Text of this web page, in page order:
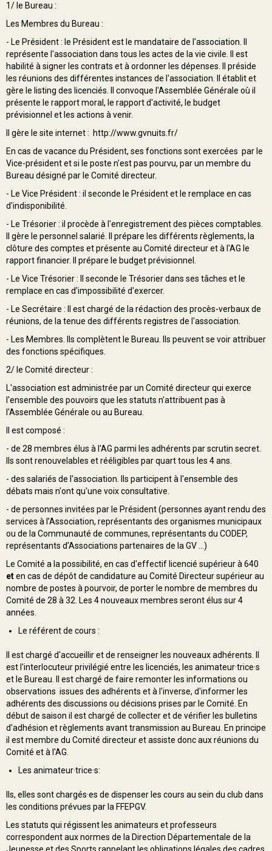
1/ le Bureau :
Les Membres du Bureau :
- Le Président : le Président est le mandataire de l'association. Il
représente l'association dans tous les actes de la vie civile. Il est
habilité à signer les contrats et à ordonner les dépenses. Il préside
les réunions des différentes instances de l'association. Il établit et
gère le listing des licenciés. Il convoque l'Assemblée Générale où il
présente le rapport moral, le rapport d'activité, le budget
prévisionnel et les actions à venir.
Il gère le site internet : http://www.gvnuits.fr/
En cas de vacance du Président, ses fonctions sont exercées par le
Vice-président et si le poste n'est pas pourvu, par un membre du
Bureau désigné par le Comité directeur.
- Le Vice Président : il seconde le Président et le remplace en cas
d'indisponibilité.
- Le Trésorier : il procède à l'enregistrement des pièces comptables.
Il gère le personnel salarié. Il prépare les différents règlements, la
clôture des comptes et présente au Comité directeur et à l'AG le
rapport financier. Il prépare le budget prévisionnel.
- Le Vice Trésorier : Il seconde le Trésorier dans ses tâches et le
remplace en cas d'impossibilité d'exercer.
- Le Secrétaire : Il est chargé de la rédaction des procès-verbaux de
réunions, de la tenue des différents registres de l'association.
- Les Membres. Ils complètent le Bureau. Ils peuvent se voir attribuer
des fonctions spécifiques.
2/ le Comité directeur :
L'association est administrée par un Comité directeur qui exerce
l'ensemble des pouvoirs que les statuts n'attribuent pas à
l'Assemblée Générale ou au Bureau.
Il est composé :
- de 28 membres élus à l'AG parmi les adhérents par scrutin secret.
Ils sont renouvelables et rééligibles par quart tous les 4 ans.
- des salariés de l'association. Ils participent à l'ensemble des
débats mais n'ont qu'une voix consultative.
- de personnes invitées par le Président (personnes ayant rendu des
services à l’Association, représentants des organismes municipaux
ou de la Communauté de communes, représentants du CODEP,
représentants d’Associations partenaires de la GV ...)
Le Comité a la possibilité, en cas d'effectif licencié supérieur à 640
eten cas de dépôt de candidature au Comité Directeur supérieur au
nombre de postes à pourvoir, de porter le nombre de membres du
Comité de 28 à 32. Les 4 nouveaux membres seront élus sur 4
années.
Le référent de cours :
Il est chargé d'accueillir et de renseigner les nouveaux adhérents. Il
est l'interlocuteur privilégié entre les licenciés, les animateur·trice·s
et le Bureau. Il est chargé de faire remonter les informations ou
observations issues des adhérents et à l'inverse, d'informer les
adhérents des discussions ou décisions prises par le Comité. En
début de saison il est chargé de collecter et de vérifier les bulletins
d'adhésion et règlements avant transmission au Bureau. En principe
il est membre du Comité directeur et assiste donc aux réunions du
Comité et à l'AG.
Les animateur·trice·s:
Ils, elles sont chargés·es de dispenser les cours au sein du club dans
les conditions prévues par la FFEPGV.
Les statuts qui régissent les animateurs et professeurs
correspondent aux normes de la Direction Départementale de la